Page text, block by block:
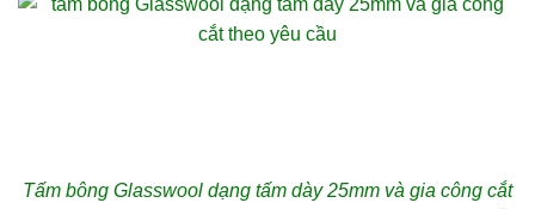
Tấm bông Glasswool dạng tấm dày 25mm và gia công cắt